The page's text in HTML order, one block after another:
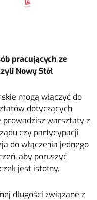
pracujących ze
Nowy Stół
mogą włączyć do
dotyczących
prowadzisz warsztaty z
czy partycypacji
do włączenia jednego
aby poruszyć
jest istotny.
długości związane z